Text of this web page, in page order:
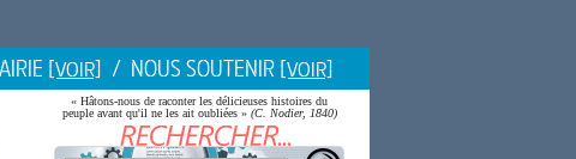
[VOIR] / NOUS SOUTENIR [VOIR]
« Hâtons-nous de raconter les délicieuses histoires du
peuple avant qu'il ne les ait oubliées » (C. Nodier, 1840)